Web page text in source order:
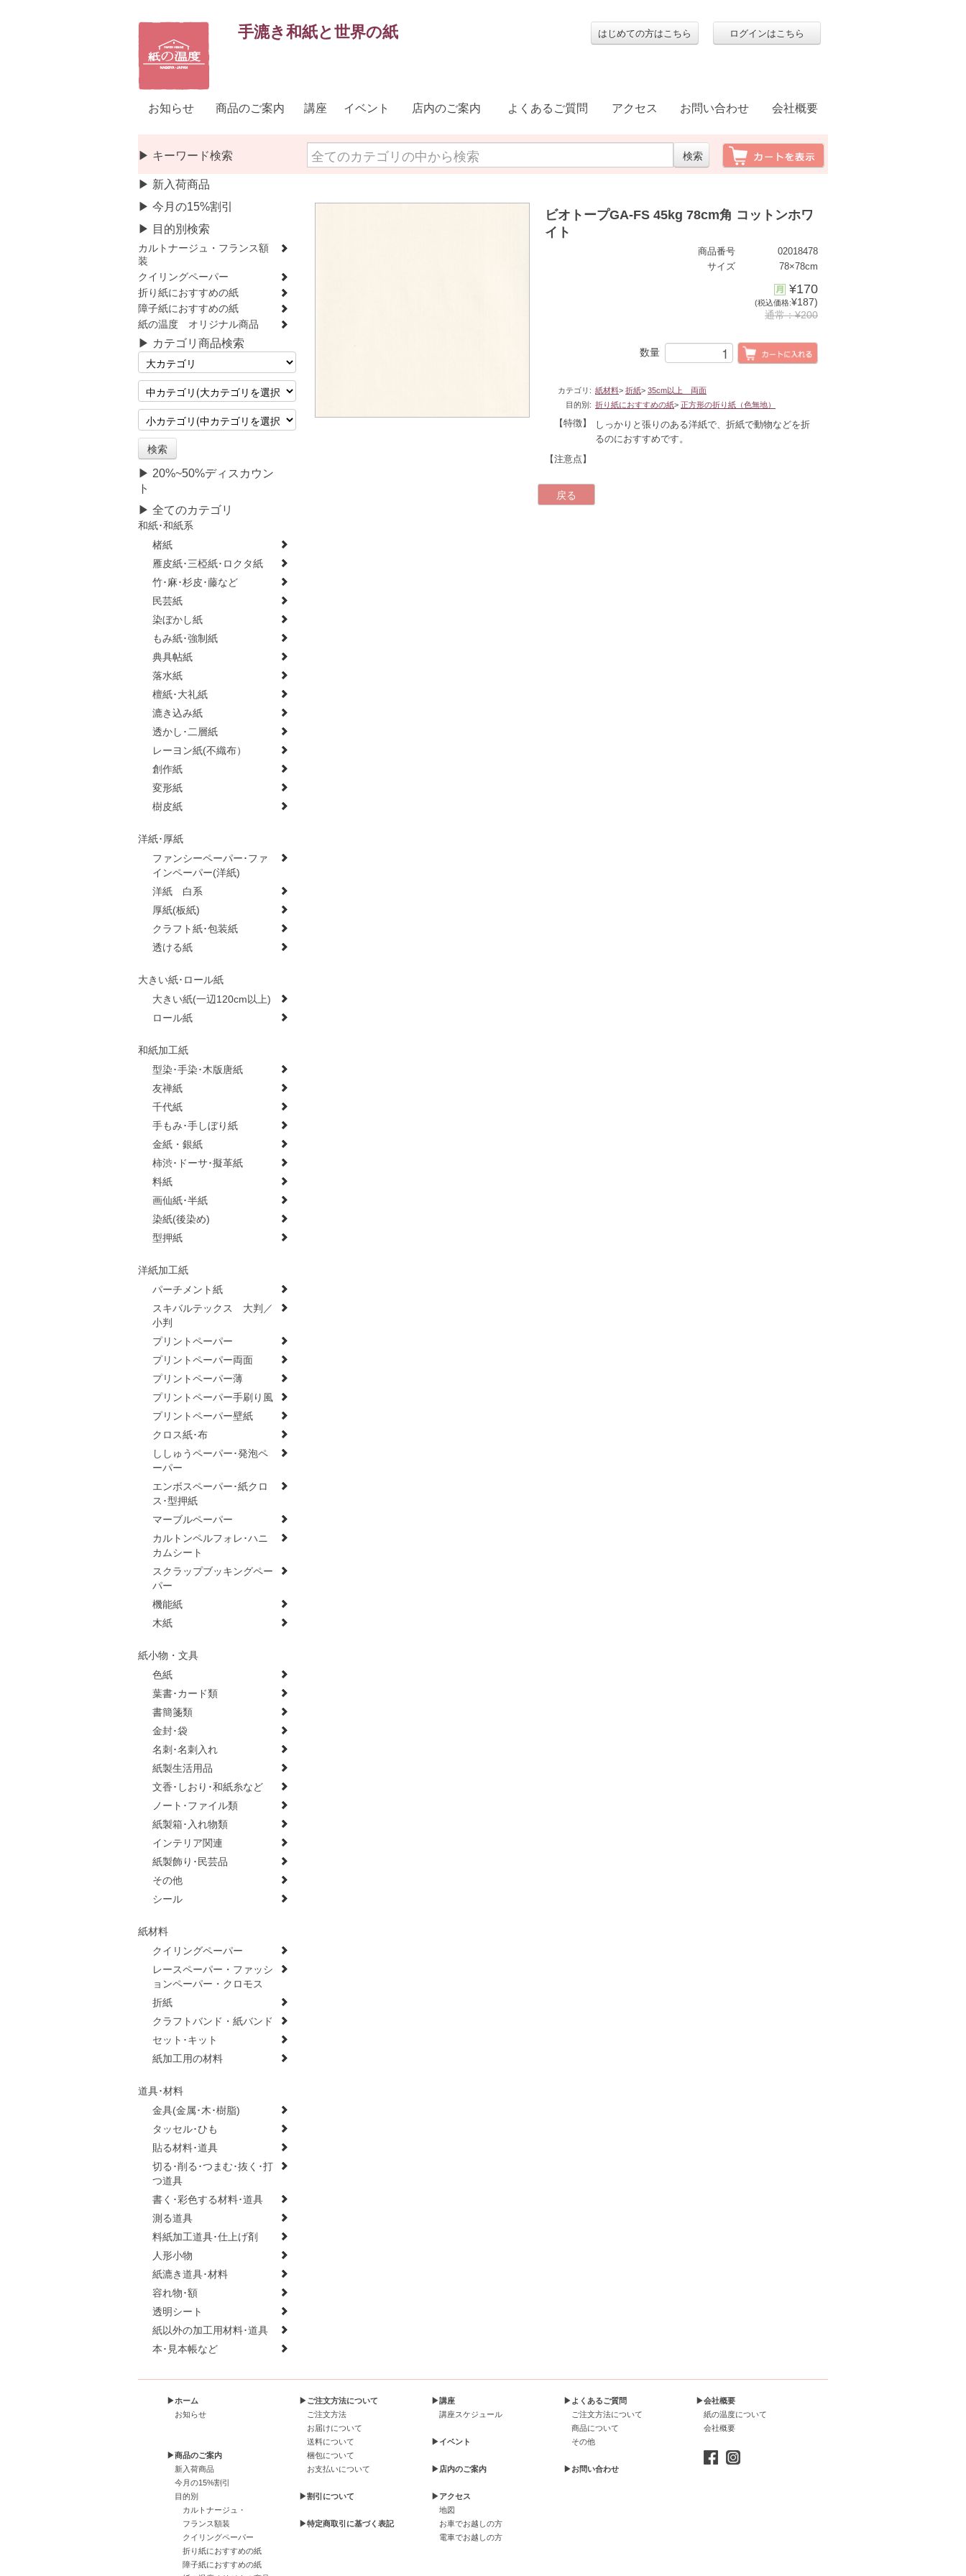
手漉き和紙と世界の紙 ログインはこちら
はじめての方はこちら
お知らせ 商品のご案内 講座 イベント 店内のご案内 よくあるご質問 アクセス お問い合わせ 会社概要
▶ キーワード検索
▶ 新入荷商品
▶ 今月の15%割引
▶ 目的別検索
カルトナージュ・フランス額
装
クイリングペーパー
折り紙におすすめの紙
障子紙におすすめの紙
紙の温度 オリジナル商品
▶ カテゴリ商品検索
▶ 20%~50%ディスカウン
ト
▶ 全てのカテゴリ
和紙･和紙系
楮紙
雁皮紙･三椏紙･ロクタ紙
竹･麻･杉皮･藤など
民芸紙
染ぼかし紙
もみ紙･強制紙
典具帖紙
落水紙
檀紙･大礼紙
漉き込み紙
透かし･二層紙
レーヨン紙(不織布）
創作紙
変形紙
樹皮紙
洋紙･厚紙
ファンシーペーパー･ファ
インペーパー(洋紙)
洋紙 白系
厚紙(板紙)
クラフト紙･包装紙
透ける紙
大きい紙･ロール紙
大きい紙(一辺120cm以上)
ロール紙
和紙加工紙
型染･手染･木版唐紙
友禅紙
千代紙
手もみ･手しぼり紙
金紙・銀紙
柿渋･ドーサ･擬革紙
料紙
画仙紙･半紙
染紙(後染め)
型押紙
洋紙加工紙
パーチメント紙
スキバルテックス 大判／
小判
プリントペーパー
プリントペーパー両面
プリントペーパー薄
プリントペーパー手刷り風
プリントペーパー壁紙
クロス紙･布
ししゅうペーパー･発泡ペ
ーパー
エンボスペーパー･紙クロ
ス･型押紙
マーブルペーパー
カルトンペルフォレ･ハニ
カムシート
スクラップブッキングペー
パー
機能紙
木紙
紙小物・文具
色紙
葉書･カード類
書簡箋類
金封･袋
名刺･名刺入れ
紙製生活用品
文香･しおり･和紙糸など
ノート･ファイル類
紙製箱･入れ物類
インテリア関連
紙製飾り･民芸品
その他
シール
紙材料
クイリングペーパー
レースペーパー・ファッシ
ョンペーパー・クロモス
折紙
クラフトバンド・紙バンド
セット･キット
紙加工用の材料
道具･材料
金具(金属･木･樹脂)
タッセル･ひも
貼る材料･道具
切る･削る･つまむ･抜く･打
つ道具
書く･彩色する材料･道具
測る道具
料紙加工道具･仕上げ剤
人形小物
紙漉き道具･材料
容れ物･額
透明シート
紙以外の加工用材料･道具
本･見本帳など
ビオトープGA-FS 45kg 78cm角 コットンホワ
イト
02018478
商品番号
78×78cm
サイズ
¥170
(税込価格:¥187)
通常：¥200
数量
カテゴリ: 紙材料> 折紙> 35cm以上 両面
目的別: 折り紙におすすめの紙> 正方形の折り紙（色無地）
【特徴】
しっかりと張りのある洋紙で、折紙で動物などを折
るのにおすすめです。
【注意点】
▶ホーム
お知らせ
▶商品のご案内
新入荷商品
今月の15%割引
目的別
カルトナージュ・
フランス額装
クイリングペーパー
折り紙におすすめの紙
障子紙におすすめの紙
▶ご注文方法について
ご注文方法
お届けについて
送料について
梱包について
お支払いについて
▶割引について
▶特定商取引に基づく表記
▶講座
講座スケジュール
▶イベント
▶店内のご案内
▶アクセス
地図
お車でお越しの方
電車でお越しの方
▶よくあるご質問
ご注文方法について
商品について
その他
▶お問い合わせ
▶会社概要
紙の温度について
会社概要